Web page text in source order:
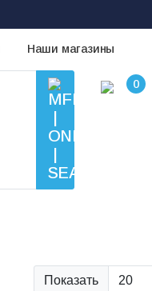
Наши магазины
Показать